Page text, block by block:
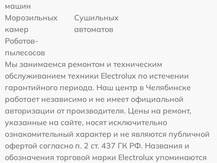
машин
Морозильных
камер
Сушильных
автоматов
Роботов-
пылесосов
Мы занимаемся ремонтом и техническим
обслуживанием техники Electrolux по истечении
гарантийного периода. Наш центр в Челябинске
работает независимо и не имеет официальной
авторизации от производителя. Цены на ремонт,
указанные на сайте, носят исключительно
ознакомительный характер и не являются публичной
офертой согласно п. 2 ст. 437 ГК РФ. Названия и
обозначения торговой марки Electrolux упоминаются